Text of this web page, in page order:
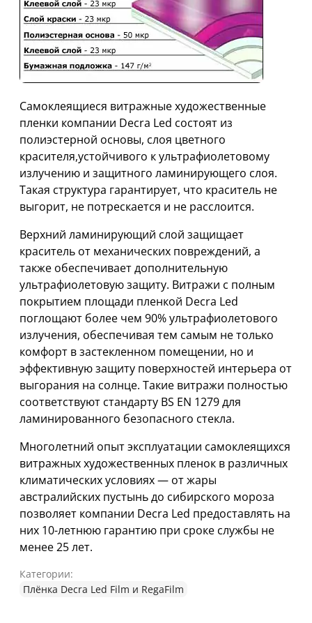
Самоклеящиеся витражные художественные
пленки компании Decra Led состоят из
полиэстерной основы, слоя цветного
красителя,устойчивого к ультрафиолетовому
излучению и защитного ламинирующего слоя.
Такая структура гарантирует, что краситель не
выгорит, не потрескается и не расслоится.
Верхний ламинирующий слой защищает
краситель от механических повреждений, а
также обеспечивает дополнительную
ультрафиолетовую защиту. Витражи с полным
покрытием площади пленкой Decra Led
поглощают более чем 90% ультрафиолетового
излучения, обеспечивая тем самым не только
комфорт в застекленном помещении, но и
эффективную защиту поверхностей интерьера от
выгорания на солнце. Такие витражи полностью
соответствуют стандарту BS EN 1279 для
ламинированного безопасного стекла.
Многолетний опыт эксплуатации самоклеящихся
витражных художественных пленок в различных
климатических условиях — от жары
австралийских пустынь до сибирского мороза
позволяет компании Decra Led предоставлять на
них 10-летнюю гарантию при сроке службы не
менее 25 лет.
Категории:
Плёнка Decra Led Film и RegaFilm